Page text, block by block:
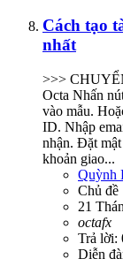
Cách tạo
nhất
>>>
Octa Nhấn
vào mẫu.
ID. Nhập
nhận. Đặt mật
khoản giao...
Quỳnh
Chủ đề
21
octafx
Trả lời:
Diễn